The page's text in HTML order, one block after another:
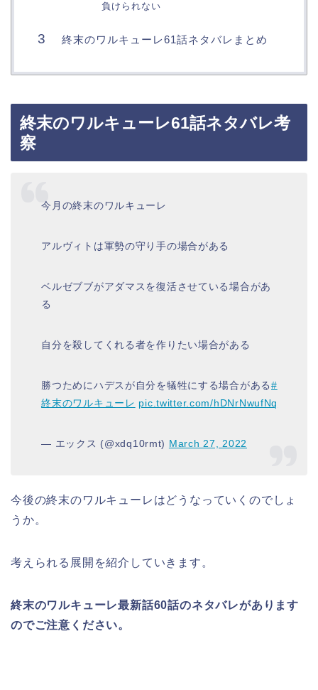
負けられない
終末のワルキューレ61話ネタバレまとめ
終末のワルキューレ61話ネタバレ考
察
今月の終末のワルキューレ
アルヴィトは軍勢の守り手の場合がある
ベルゼブブがアダマスを復活させている場合があ
る
自分を殺してくれる者を作りたい場合がある
勝つためにハデスが自分を犠牲にする場合がある#
終末のワルキューレ pic.twitter.com/hDNrNwufNq
— エックス (@xdq10rmt) March 27, 2022
今後の終末のワルキューレはどうなっていくのでしょ
うか。
考えられる展開を紹介していきます。
終末のワルキューレ最新話60話のネタバレがあります
のでご注意ください。